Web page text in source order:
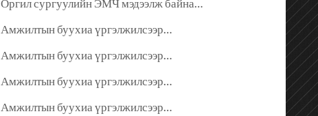
Оргил сургуулийн ЭМЧ мэдээлж байна…
Амжилтын буухиа үргэлжилсээр…
Амжилтын буухиа үргэлжилсээр…
Амжилтын буухиа үргэлжилсээр…
Амжилтын буухиа үргэлжилсээр…